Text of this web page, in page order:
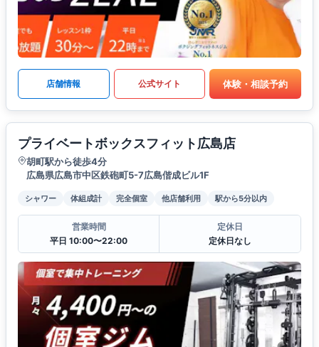
店舗情報 公式サイト 体験・相談予約
プライベートボックスフィット広島店
胡町駅から徒歩4分
広島県広島市中区鉄砲町5-7広島偕成ビル1F
シャワー 体組成計 完全個室 他店舗利用 駅から5分以内
営業時間
平日 10:00〜22:00
定休日
定休日なし